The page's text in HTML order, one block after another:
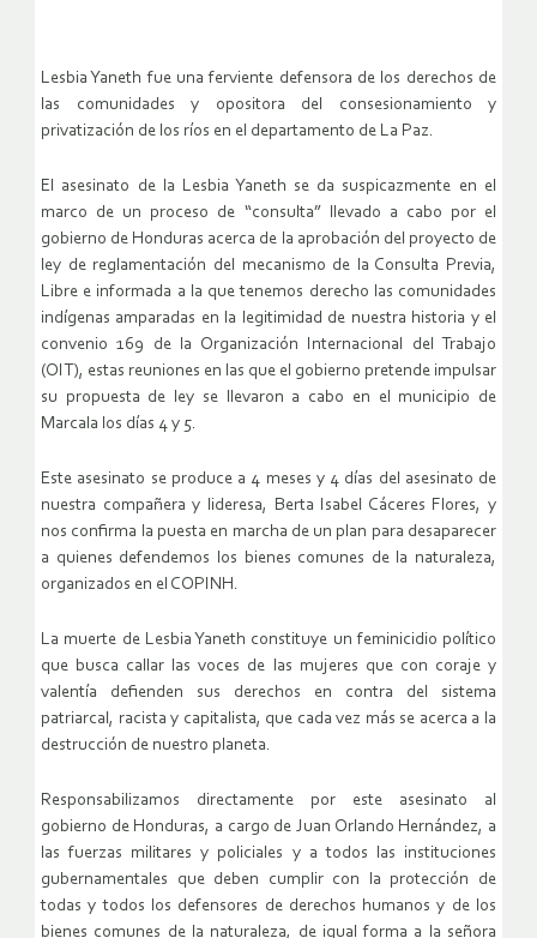
Lesbia Yaneth fue una ferviente defensora de los derechos de
las comunidades y opositora del consesionamiento y
privatización de los ríos en el departamento de La Paz.
El asesinato de la Lesbia Yaneth se da suspicazmente en el
marco de un proceso de “consulta” llevado a cabo por el
gobierno de Honduras acerca de la aprobación del proyecto de
ley de reglamentación del mecanismo de la Consulta Previa,
Libre e informada a la que tenemos derecho las comunidades
indígenas amparadas en la legitimidad de nuestra historia y el
convenio 169 de la Organización Internacional del Trabajo
(OIT), estas reuniones en las que el gobierno pretende impulsar
su propuesta de ley se llevaron a cabo en el municipio de
Marcala los días 4 y 5.
Este asesinato se produce a 4 meses y 4 días del asesinato de
nuestra compañera y lideresa, Berta Isabel Cáceres Flores, y
nos confirma la puesta en marcha de un plan para desaparecer
a quienes defendemos los bienes comunes de la naturaleza,
organizados en el COPINH.
La muerte de Lesbia Yaneth constituye un feminicidio político
que busca callar las voces de las mujeres que con coraje y
valentía defienden sus derechos en contra del sistema
patriarcal, racista y capitalista, que cada vez más se acerca a la
destrucción de nuestro planeta.
Responsabilizamos directamente por este asesinato al
gobierno de Honduras, a cargo de Juan Orlando Hernández, a
las fuerzas militares y policiales y a todos las instituciones
gubernamentales que deben cumplir con la protección de
todas y todos los defensores de derechos humanos y de los
bienes comunes de la naturaleza, de igual forma a la señora